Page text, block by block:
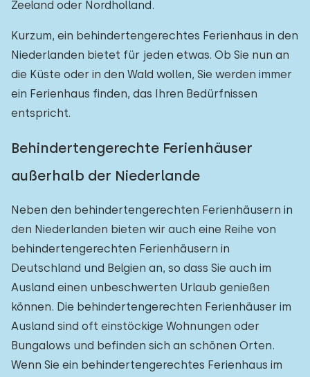
Zeeland oder Nordholland.
Kurzum, ein behindertengerechtes Ferienhaus in den
Niederlanden bietet für jeden etwas. Ob Sie nun an
die Küste oder in den Wald wollen, Sie werden immer
ein Ferienhaus finden, das Ihren Bedürfnissen
entspricht.
Behindertengerechte Ferienhäuser
außerhalb der Niederlande
Neben den behindertengerechten Ferienhäusern in
den Niederlanden bieten wir auch eine Reihe von
behindertengerechten Ferienhäusern in
Deutschland und Belgien an, so dass Sie auch im
Ausland einen unbeschwerten Urlaub genießen
können. Die behindertengerechten Ferienhäuser im
Ausland sind oft einstöckige Wohnungen oder
Bungalows und befinden sich an schönen Orten.
Wenn Sie ein behindertengerechtes Ferienhaus im